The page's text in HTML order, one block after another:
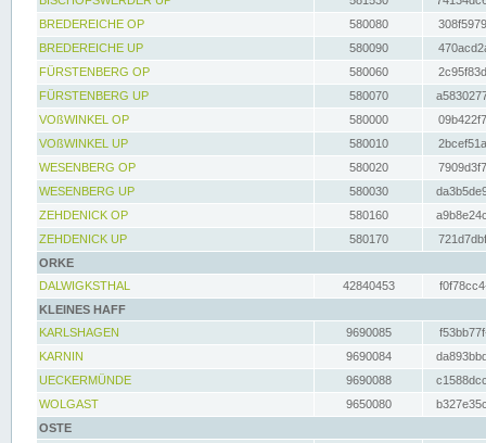
BREDEREICHE OP
580080
BREDEREICHE UP
580090
FÜRSTENBERG OP
580060
FÜRSTENBERG UP
580070
VOßWINKEL OP
580000
VOßWINKEL UP
580010
WESENBERG OP
580020
WESENBERG UP
580030
ZEHDENICK OP
580160
ZEHDENICK UP
580170
ORKE
DALWIGKSTHAL
42840453
KLEINES HAFF
KARLSHAGEN
9690085
KARNIN
9690084
UECKERMÜNDE
9690088
WOLGAST
9650080
OSTE